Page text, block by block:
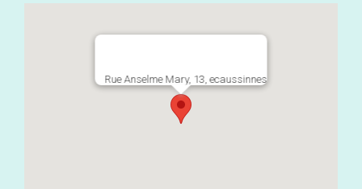
Rue Anselme Mary, 13, ecaussinnes